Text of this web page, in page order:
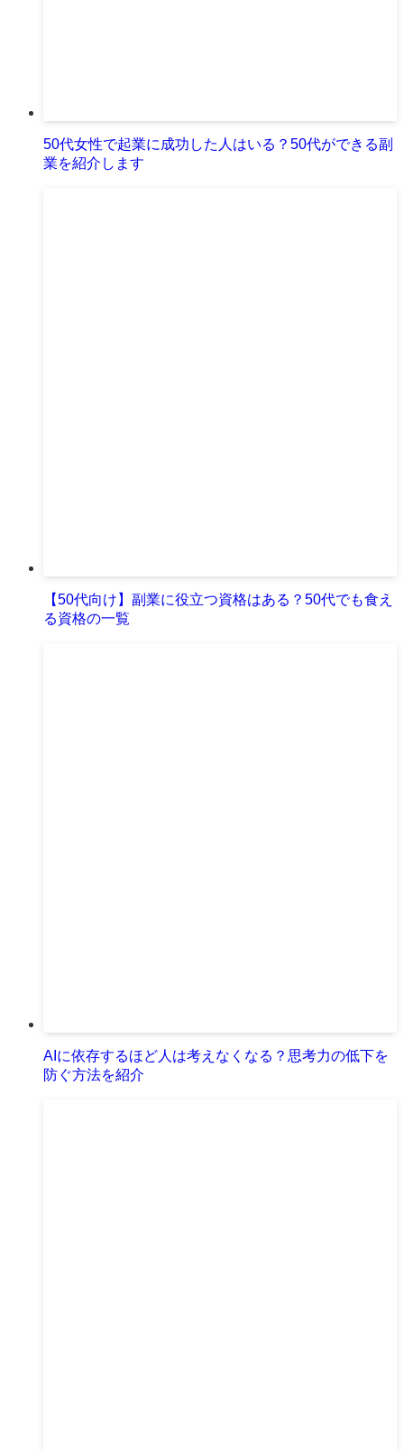
50代女性で起業に成功した人はいる？50代ができる副
業を紹介します
【50代向け】副業に役立つ資格はある？50代でも食え
る資格の一覧
AIに依存するほど人は考えなくなる？思考力の低下を
防ぐ方法を紹介